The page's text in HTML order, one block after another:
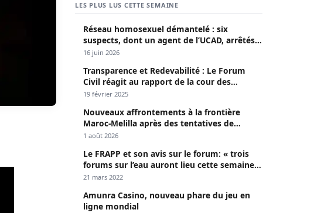
LES PLUS LUS CETTE SEMAINE
Réseau homosexuel démantelé : six
suspects, dont un agent de l’UCAD, arrêtés à
Keur Massar ; l’un avoue avoir propagé le
16 juin 2026
Transparence et Redevabilité : Le Forum
Civil réagit au rapport de la cour des
comptes
19 février 2025
Nouveaux affrontements à la frontière
Maroc-Melilla après des tentatives de
passage
1 août 2026
Le FRAPP et son avis sur le forum: « trois
forums sur l’eau auront lieu cette semaine à
Dakar »
21 mars 2022
Amunra Casino, nouveau phare du jeu en
ligne mondial